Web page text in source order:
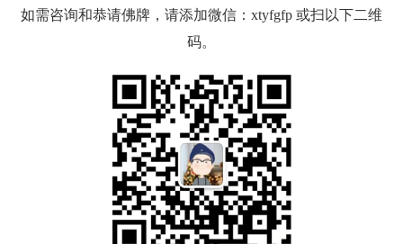
如需咨询和恭请佛牌，请添加微信：xtyfgfp 或扫以下二维
码。